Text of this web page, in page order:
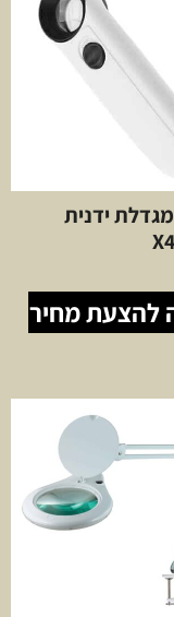
6B-1B מגדלת ידנית
להצעת מחיר